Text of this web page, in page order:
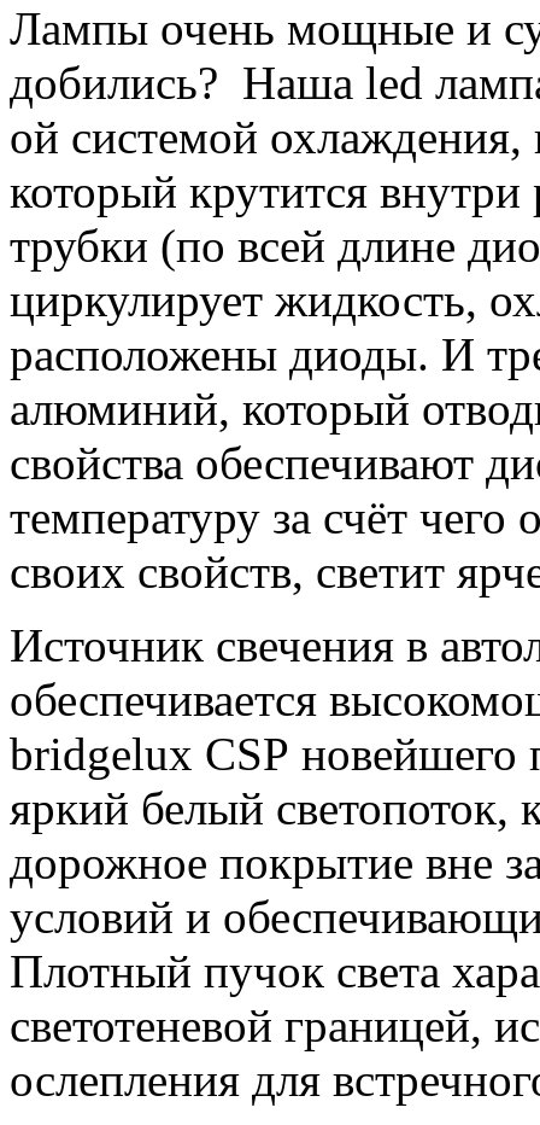
Лампы очень мощные и
добились? Наша led
ой системой
который крутится
трубки (по всей длине
циркулирует жидкость,
расположены диоды. И
алюминий, который
свойства обеспечивают
температуру за счёт чего
своих свойств, светит
Источник свечения в
обеспечивается
bridgelux CSP
яркий белый
дорожное покрытие вне
условий и
Плотный пучок света
светотеневой границей,
ослепления для